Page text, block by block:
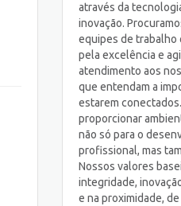
através da
inovação.
equipes de trabalho
pela excelência e
atendimento aos
que entendam a
estarem
proporcionar
não só para o
profissional, mas
Nossos valores
integridade,
e na proximidade,